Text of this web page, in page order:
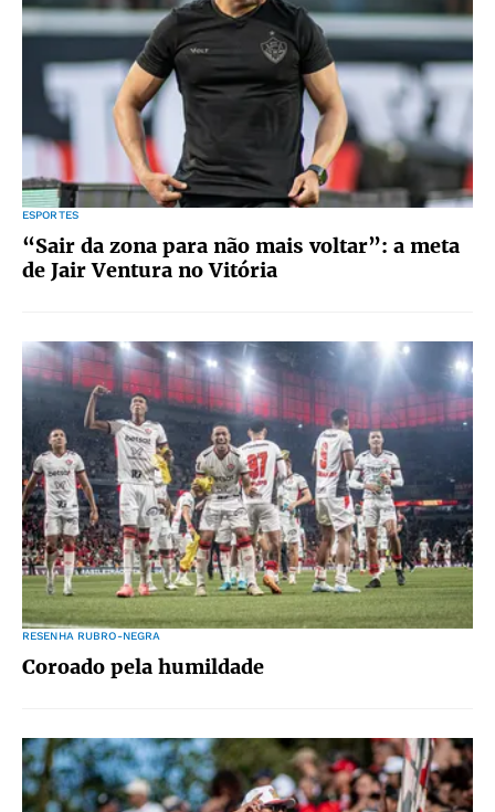
ESPORTES
“Sair da zona para não mais voltar”: a meta
de Jair Ventura no Vitória
RESENHA RUBRO-NEGRA
Coroado pela humildade